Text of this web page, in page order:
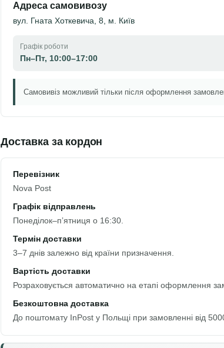
Адреса самовивозу
вул. Гната Хоткевича, 8, м. Київ
Графік роботи
Пн–Пт, 10:00–17:00
Самовивіз можливий тільки після оформлення
Доставка за кордон
Перевізник
Nova Post
Графік відправлень
Понеділок–пʼятниця о 16:30.
Термін доставки
3–7 днів залежно від країни призначення.
Вартість доставки
Розраховується автоматично на етапі оформлення
Безкоштовна доставка
До поштомату InPost у Польщі при замовленні від